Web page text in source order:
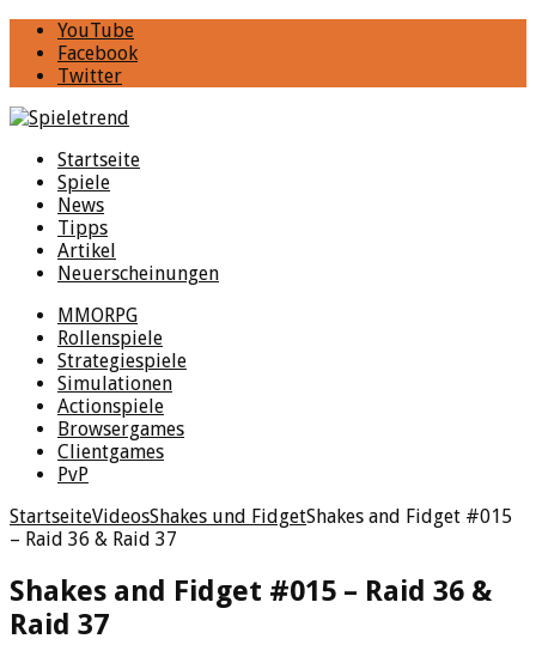
YouTube
Facebook
Twitter
Startseite
Spiele
News
Tipps
Artikel
Neuerscheinungen
MMORPG
Rollenspiele
Strategiespiele
Simulationen
Actionspiele
Browsergames
Clientgames
PvP
StartseiteVideosShakes und FidgetShakes and Fidget #015
– Raid 36 & Raid 37
Shakes and Fidget #015 – Raid 36 &
Raid 37